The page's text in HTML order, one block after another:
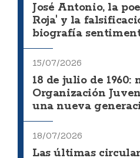
José Antonio, la
Roja' y la
biografía
15/07/2026
18 de julio de 1960:
Organización
una nueva
18/07/2026
Las últimas